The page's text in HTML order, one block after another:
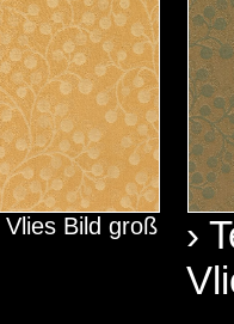
Vlies Bild groß
›